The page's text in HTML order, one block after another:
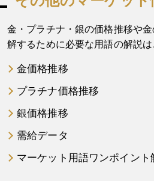
金・プラチナ・銀の価格推移や
解するために必要な用語の解説は
金価格推移
プラチナ価格推移
銀価格推移
需給データ
マーケット用語ワンポイント